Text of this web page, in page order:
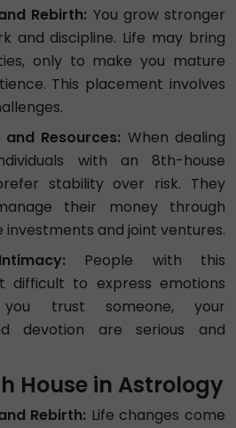
Rebirth: You grow stronger
and discipline. Life may bring
only to make you mature
This placement involves
Resources: When dealing
with an 8th-house
stability over risk. They
their money through
investments and joint ventures.
People with this
difficult to express emotions
trust someone, your
devotion are serious and
House in Astrology
Rebirth: Life changes come